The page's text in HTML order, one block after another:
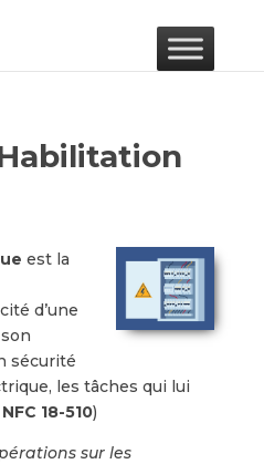
est la
d’une
sécurité
les tâches qui lui
18-510)
sur les